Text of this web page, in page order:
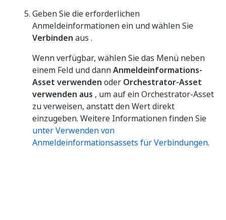
Geben Sie die erforderlichen
Anmeldeinformationen ein und wählen Sie
Verbinden aus .
Wenn verfügbar, wählen Sie das Menü neben
einem Feld und dannAnmeldeinformations-
Asset verwenden oder Orchestrator-Asset
verwenden aus , um auf ein Orchestrator-Asset
zu verweisen, anstatt den Wert direkt
einzugeben. Weitere Informationen finden Sie
unter Verwenden von
Anmeldeinformationsassets für Verbindungen.